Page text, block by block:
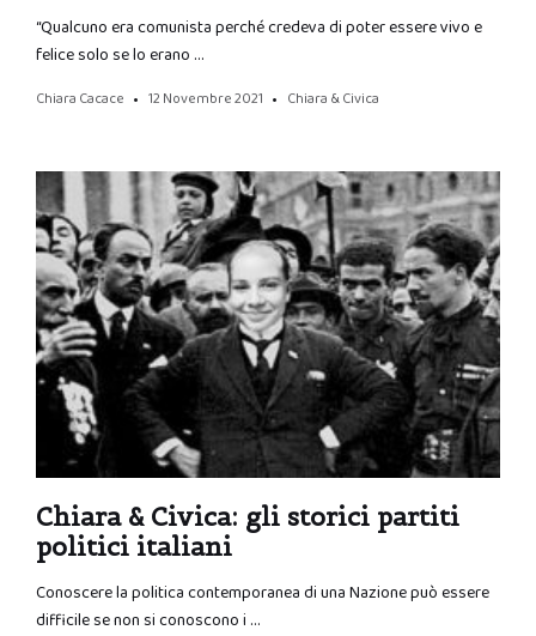
“Qualcuno era comunista perché credeva di poter essere vivo e
felice solo se lo erano …
Chiara Cacace 12 Novembre 2021 Chiara & Civica
Chiara & Civica: gli storici partiti
politici italiani
Conoscere la politica contemporanea di una Nazione può essere
difficile se non si conoscono i …